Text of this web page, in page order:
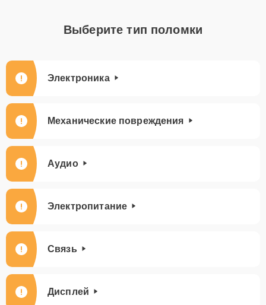
Выберите тип поломки
Электроника
Механические повреждения
Аудио
Электропитание
Связь
Дисплей